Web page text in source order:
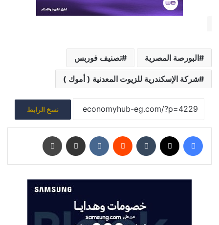
البورصة المصرية تصنيف فوربس
شركة الإسكندرية للزيوت المعدنية ( أموك )
نسخ الرابط